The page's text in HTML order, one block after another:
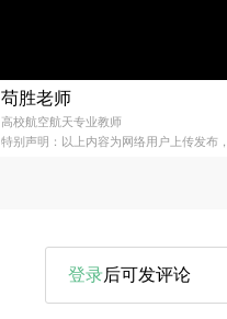
苟胜老师
高校航空航天专业教师
特别声明：以上内容为网络用户上传发布
登录后可发评论